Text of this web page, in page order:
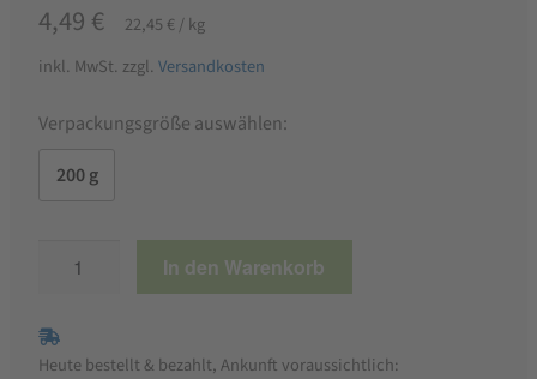
4,49 € 22,45 €/kg
inkl. MwSt. zzgl. Versandkosten
Verpackungsgröße auswählen:
200 g
getrocknet
In den Warenkorb
Heute bestellt & bezahlt, Ankunft voraussichtlich: